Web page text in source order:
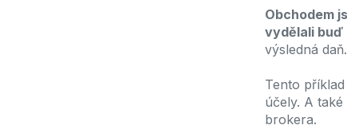
Obchodem
vydělali buď
výsledná
Tento
účely. A
brokera.